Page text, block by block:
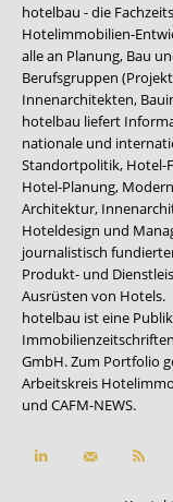
hotelbau - die
Hotelimmobilien-
alle an Planung, Bau
Berufsgruppen
Innenarchitekten,
hotelbau liefert
nationale und
Standortpolitik, Hotel-
Hotel-Planung,
Architektur,
Hoteldesign und
journalistisch
Produkt- und
Ausrüsten von Hotels.
hotelbau ist eine
GmbH. Zum Portfolio
Arbeitskreis
und CAFM-NEWS.